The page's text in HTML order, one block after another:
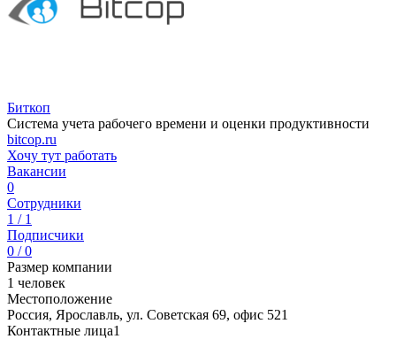
Биткоп
Система учета рабочего времени и оценки продуктивности
bitcop.ru
Хочу тут работать
Вакансии
0
Сотрудники
1 / 1
Подписчики
0 / 0
Размер компании
1 человек
Местоположение
Россия, Ярославль, ул. Советская 69, офис 521
Контактные лица1